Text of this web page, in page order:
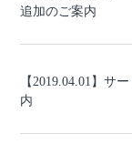
追加のご案内
【2019.04.01】サ
内